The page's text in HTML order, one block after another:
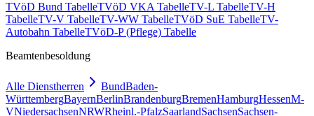
TVöD Bund TabelleTVöD VKA TabelleTV-L TabelleTV-H
TabelleTV-V TabelleTV-WW TabelleTVöD SuE TabelleTV-
Autobahn TabelleTVöD-P (Pflege) Tabelle
Beamtenbesoldung
Alle Dienstherren BundBaden-
WürttembergBayernBerlinBrandenburgBremenHamburgHessenM-
VNiedersachsenNRWRheinl.-PfalzSaarlandSachsenSachsen-